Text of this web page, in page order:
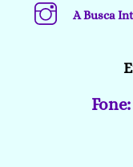
A Busca
Fone: